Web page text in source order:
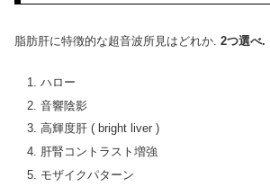
脂肪肝に特徴的な超音波所見はどれか. 2つ選べ.
ハロー
音響陰影
高輝度肝 ( bright liver )
肝腎コントラスト増強
モザイクパターン